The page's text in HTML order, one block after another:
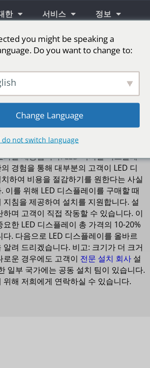
한 서비스 정보
연
락
LED 스크린 설치
레이는 LED 디스플레이를 구매하는 구
과를 제공합니다. LED 디지털 디스플레
경험을 통해 대부분의 고객이 LED 디
하여 비용을 절감하기를 원한다는 사실
이를 위해 LED 디스플레이를 구매할 때
지침을 제공하여 설치를 지원합니다. 설
하며 고객이 직접 작동할 수 있습니다. 이
한 LED 디스플레이 총 가격의 10-20%
. 다음으로 LED 디스플레이를 올바르
알려 드리겠습니다. 비고: 크기가 더 크거
운 경우에도 고객이 전문 설치 회사 설
일부 국가에는 공동 설치 팀이 있습니다.
위해 저희에게 연락하실 수 있습니다.
you might be speaking a
Do you want to change to:
Change Language
do not switch language